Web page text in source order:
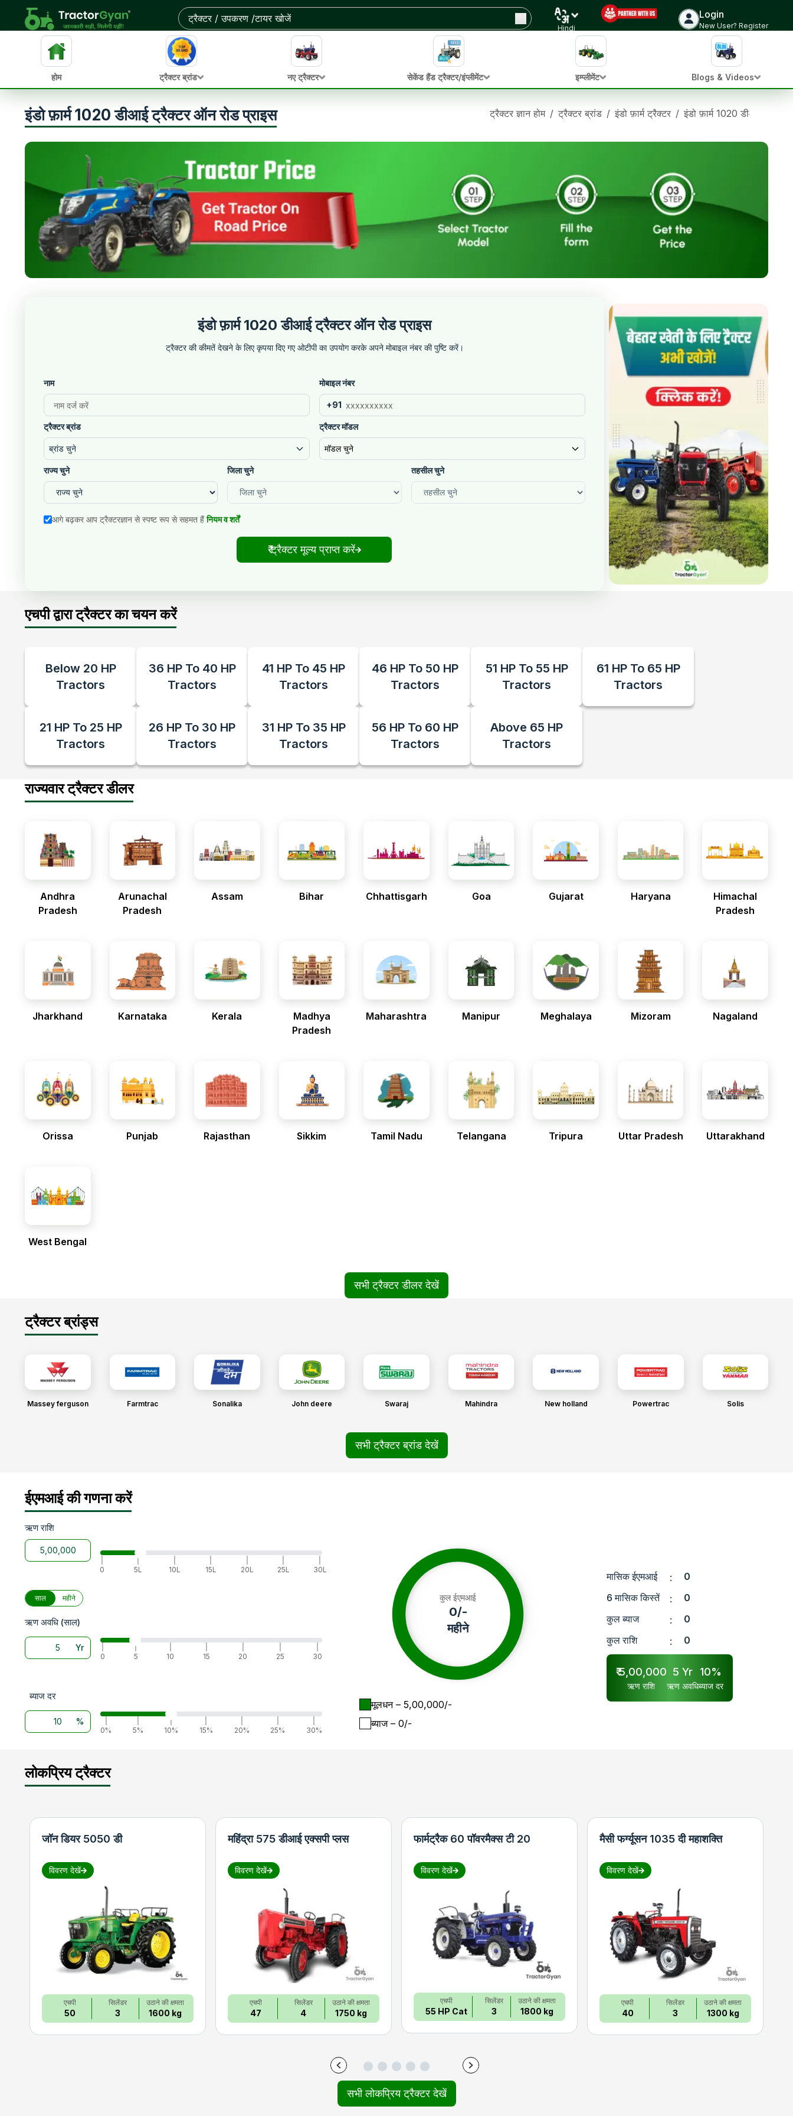
Hindi
Login
New User? Register
होम ट्रैक्टर ब्रांड नए ट्रैक्टर सेकेंड हैंड ट्रैक्टर/इंप्लीमेंट इम्प्लीमेंट Blogs & Videos
इंडो फ़ार्म 1020 डीआई ट्रैक्टर ऑन रोड प्राइस ट्रैक्टर ज्ञान होम / ट्रैक्टर ब्रांड / इंडो फ़ार्म ट्रैक्टर / इंडो फ़ार्म 1020 डीआई
इंडो फ़ार्म 1020 डीआई ट्रैक्टर ऑन रोड प्राइस
ट्रैक्टर की कीमतें देखने के लिए कृपया दिए गए ओटीपी का उपयोग करके अपने मोबाइल नंबर की पुष्टि करें।
नाम मोबाइल नंबर
+91
ट्रैक्टर ब्रांड
ब्रांड चुने
ट्रैक्टर मॉडल
मॉडल चुने
राज्य चुने जिला चुने तहसील चुने
आगे बढ़कर आप ट्रैक्टरज्ञान से स्पष्ट रूप से सहमत हैं नियम व शर्तें
₹ ट्रैक्टर मूल्य प्राप्त करें
एचपी द्वारा ट्रैक्टर का चयन करें
Below 20 HP
Tractors
36 HP To 40 HP
Tractors
41 HP To 45 HP
Tractors
46 HP To 50 HP
Tractors
51 HP To 55 HP
Tractors
61 HP To 65 HP
Tractors
21 HP To 25 HP
Tractors
26 HP To 30 HP
Tractors
31 HP To 35 HP
Tractors
56 HP To 60 HP
Tractors
Above 65 HP
Tractors
राज्यवार ट्रैक्टर डीलर
Andhra
Pradesh
Arunachal
Pradesh
Assam Bihar Chhattisgarh Goa Gujarat Haryana
Himachal
Pradesh
Jharkhand Karnataka Kerala
Madhya
Pradesh
Maharashtra Manipur Meghalaya Mizoram Nagaland
Orissa Punjab Rajasthan Sikkim Tamil Nadu Telangana Tripura Uttar Pradesh Uttarakhand
West Bengal
सभी ट्रैक्टर डीलर देखें
ट्रैक्टर ब्रांड्स
Massey ferguson Farmtrac Sonalika John deere Swaraj Mahindra New holland Powertrac Solis
सभी ट्रैक्टर ब्रांड देखें
ईएमआई की गणना करें
ऋण राशि
0
|
5L
10L
15L
20L
25L
30L
साल महीने
ऋण अवधि (साल)
Yr
0
|
5
10
15
20
25
30
ब्याज दर
%
0%
5%
|
10%
15%
20%
25%
30%
कुल ईएमआई
0/-
महीने
मूलधन– ₹ 5,00,000/-
ब्याज– ₹ 0/-
मासिक ईएमआई :
0
6 मासिक किस्तें
:
0
कुल ब्याज
:
0
कुल राशि
: 0
₹5,00,000
ऋण राशि
5 Yr
ऋण अवधि
10%
ब्याज दर
लोकप्रिय ट्रैक्टर
जॉन डियर 5050 डी
विवरण देखें
एचपी
50
सिलेंडर
3
उठाने की क्षमता
1600 kg
महिंद्रा 575 डीआई एक्सपी प्लस
विवरण देखें
एचपी
47
सिलेंडर
4
उठाने की क्षमता
1750 kg
फार्मट्रैक 60 पॉवरमैक्स टी 20
विवरण देखें
एचपी
55 HP Cat
सिलेंडर
3
उठाने की क्षमता
1800 kg
मैसी फर्ग्यूसन 1035 दी महाशक्ति
विवरण देखें
एचपी
40
सिलेंडर
3
उठाने की क्षमता
1300 kg
सभी लोकप्रिय ट्रैक्टर देखें